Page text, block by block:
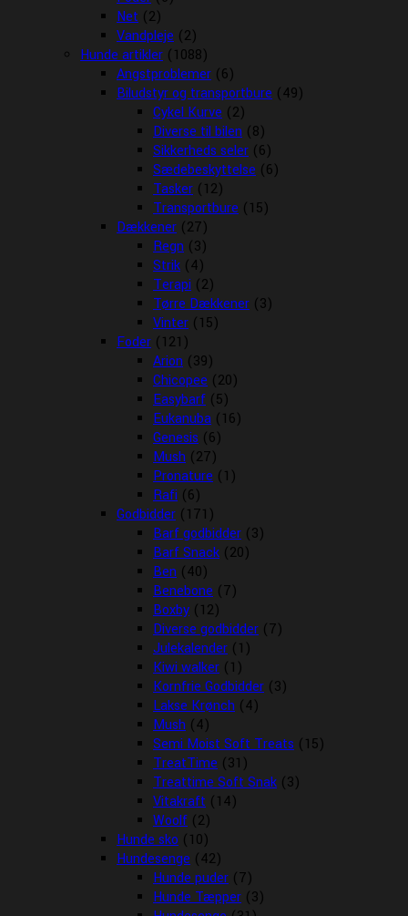
Net (2)
Vandpleje (2)
Hunde artikler (1088)
Angstproblemer (6)
Biludstyr og transportbure (49)
Cykel Kurve (2)
Diverse til bilen (8)
Sikkerheds seler (6)
Sædebeskyttelse (6)
Tasker (12)
Transportbure (15)
Dækkener (27)
Regn (3)
Strik (4)
Terapi (2)
Tørre Dækkener (3)
Vinter (15)
Foder (121)
Arion (39)
Chicopee (20)
Easybarf (5)
Eukanuba (16)
Genesis (6)
Mush (27)
Pronature (1)
Rafi (6)
Godbidder (171)
Barf godbidder (3)
Barf Snack (20)
Ben (40)
Benebone (7)
Boxby (12)
Diverse godbidder (7)
Julekalender (1)
Kiwi walker (1)
Kornfrie Godbidder (3)
Lakse Krønch (4)
Mush (4)
Semi Moist Soft Treats (15)
TreatTime (31)
Treattime Soft Snak (3)
Vitakraft (14)
Woolf (2)
Hunde sko (10)
Hundesenge (42)
Hunde puder (7)
Hunde Tæpper (3)